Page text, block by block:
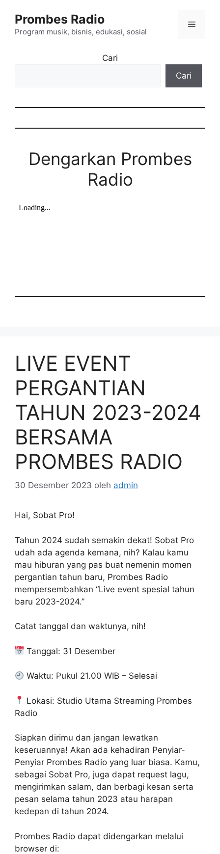
Prombes Radio
Program musik, bisnis, edukasi, sosial
Menu
Cari
Cari
Dengarkan Prombes
Radio
LIVE EVENT
PERGANTIAN
TAHUN 2023-2024
BERSAMA
PROMBES RADIO
30 Desember 2023 oleh admin
Hai, Sobat Pro!
Tahun 2024 sudah semakin dekat! Sobat Pro
udah ada agenda kemana, nih? Kalau kamu
mau hiburan yang pas buat nemenin momen
pergantian tahun baru, Prombes Radio
mempersembahkan “Live event spesial tahun
baru 2023-2024.”
Catat tanggal dan waktunya, nih!
Tanggal: 31 Desember
Waktu: Pukul 21.00 WIB – Selesai
Lokasi: Studio Utama Streaming Prombes
Radio
Siapkan dirimu dan jangan lewatkan
keseruannya! Akan ada kehadiran Penyiar-
Penyiar Prombes Radio yang luar biasa. Kamu,
sebagai Sobat Pro, juga dapat request lagu,
mengirimkan salam, dan berbagi kesan serta
pesan selama tahun 2023 atau harapan
kedepan di tahun 2024.
Prombes Radio dapat didengarkan melalui
browser di: